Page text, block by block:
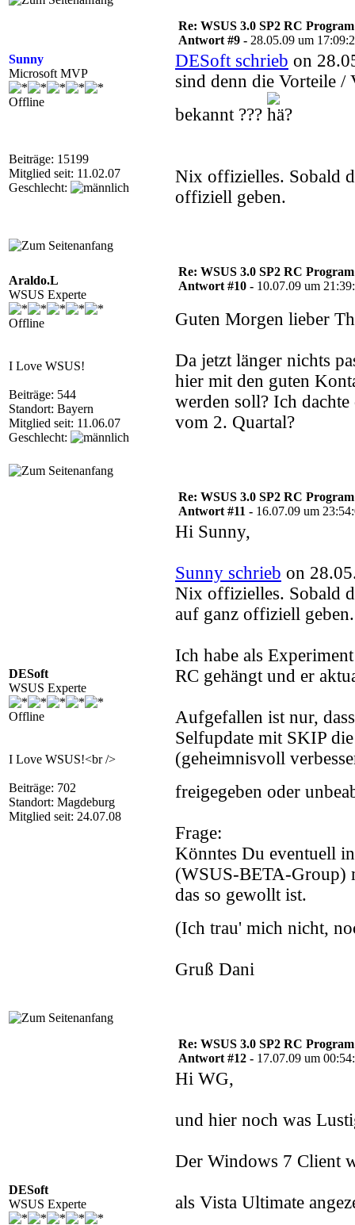
Sunny
Microsoft MVP
Offline
Beiträge: 15199
Mitglied seit: 11.02.07
Geschlecht:
Re: WSUS 3.0 SP2 RC
Antwort #9 - 28.05.09 um
DESoft schrieb on
sind denn die Vorteile /
bekannt ???
Nix offizielles. Sobald
offiziell geben.
Araldo.L
WSUS Experte
Offline
I Love WSUS!
Beiträge: 544
Standort: Bayern
Mitglied seit: 11.06.07
Geschlecht:
Re: WSUS 3.0 SP2 RC
Antwort #10 - 10.07.09 um
Guten Morgen lieber
Da jetzt länger nichts
hier mit den guten
werden soll? Ich
vom 2. Quartal?
DESoft
WSUS Experte
Offline
I Love WSUS!<br />
Beiträge: 702
Standort: Magdeburg
Mitglied seit: 24.07.08
Re: WSUS 3.0 SP2 RC
Antwort #11 - 16.07.09 um
Hi Sunny,
Sunny schrieb on
Nix offizielles. Sobald
auf ganz offiziell
Ich habe als
RC gehängt und er
Aufgefallen ist nur,
Selfupdate mit SKIP
(geheimnisvoll
freigegeben oder
Frage:
Könntes Du eventuell
(WSUS-BETA-Group)
das so gewollt ist.
(Ich trau' mich nicht,
Gruß Dani
DESoft
WSUS Experte
Re: WSUS 3.0 SP2 RC
Antwort #12 - 17.07.09 um
Hi WG,
und hier noch was
Der Windows 7 Client
als Vista Ultimate